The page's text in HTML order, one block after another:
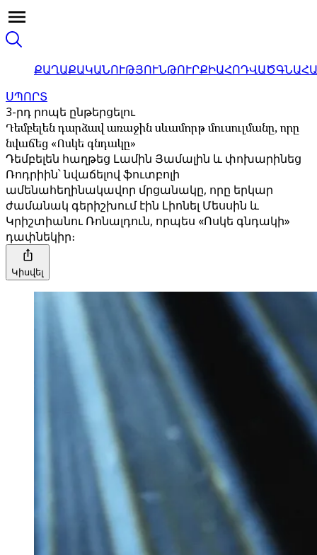
ՔԱՂԱՔԱԿԱՆՈՒԹՅՈՒՆԹՈՒՐՔԻԱՀՈԴՎԱԾ
ՍՊՈՐՏ
3-րդ րոպե ընթերցելու
Դեմբելեն դարձավ առաջին սևամորթ մուսուլմանը, որը
նվաճեց «Ոսկե գնդակը»
Դեմբելեն հաղթեց Լամին Յամալին և փոխարինեց
Ռոդրիին՝ նվաճելով ֆուտբոլի
ամենահեղինակավոր մրցանակը, որը երկար
ժամանակ գերիշխում էին Լիոնել Մեսսին և
Կրիշտիանու Ռոնալդուն, որպես «Ոսկե գնդակի»
դափնեկիր։
Կիսվել